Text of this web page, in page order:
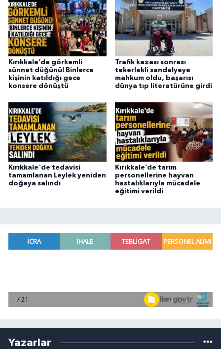
Kırıkkale’de görkemli
sünnet düğünü! Binlerce
kişinin katıldığı gece
konsere dönüştü
Trafik kazası sonrası
tekerlekli sandalyeye
mahkum oldu, başarısı
dünya tıp literatürüne girdi
Kırıkkale'de tedavisi
tamamlanan Leylek yeniden
doğaya salındı
Kırıkkale’de tarım
personellerine hayvan
hastalıklarıyla mücadele
eğitimi verildi
Yazarlar